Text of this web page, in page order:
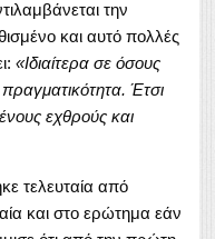
την
και αυτό πολλές
«Ιδιαίτερα σε όσους
Έτσι
εχθρούς και
τελευταία από
και στο ερώτημα εάν